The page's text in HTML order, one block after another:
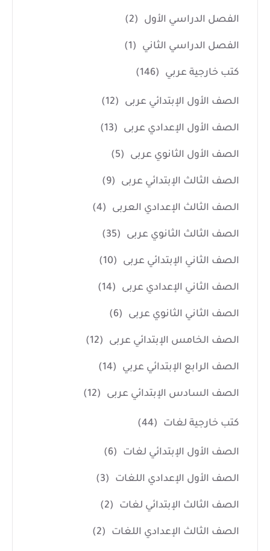
الفصل الدراسي الأول (2)
الفصل الدراسي الثاني (1)
كتب خارجية عربي (146)
الصف الأول الإبتدائي عربى (12)
الصف الأول الإعدادي عربى (13)
الصف الأول الثانوي عربى (5)
الصف الثالث الإبتدائي عربى (9)
الصف الثالث الإعدادي العربى (4)
الصف الثالث الثانوي عربى (35)
الصف الثاني الإبتدائي عربى (10)
الصف الثاني الإعدادي عربى (14)
الصف الثاني الثانوي عربى (6)
الصف الخامس الإبتدائي عربى (12)
الصف الرابع الإبتدائي عربي (14)
الصف السادس الإبتدائي عربى (12)
كتب خارجية لغات (44)
الصف الأول الإبتدائي لغات (6)
الصف الأول الإعدادي اللغات (3)
الصف الثالث الإبتدائي لغات (2)
الصف الثالث الإعدادي اللغات (2)